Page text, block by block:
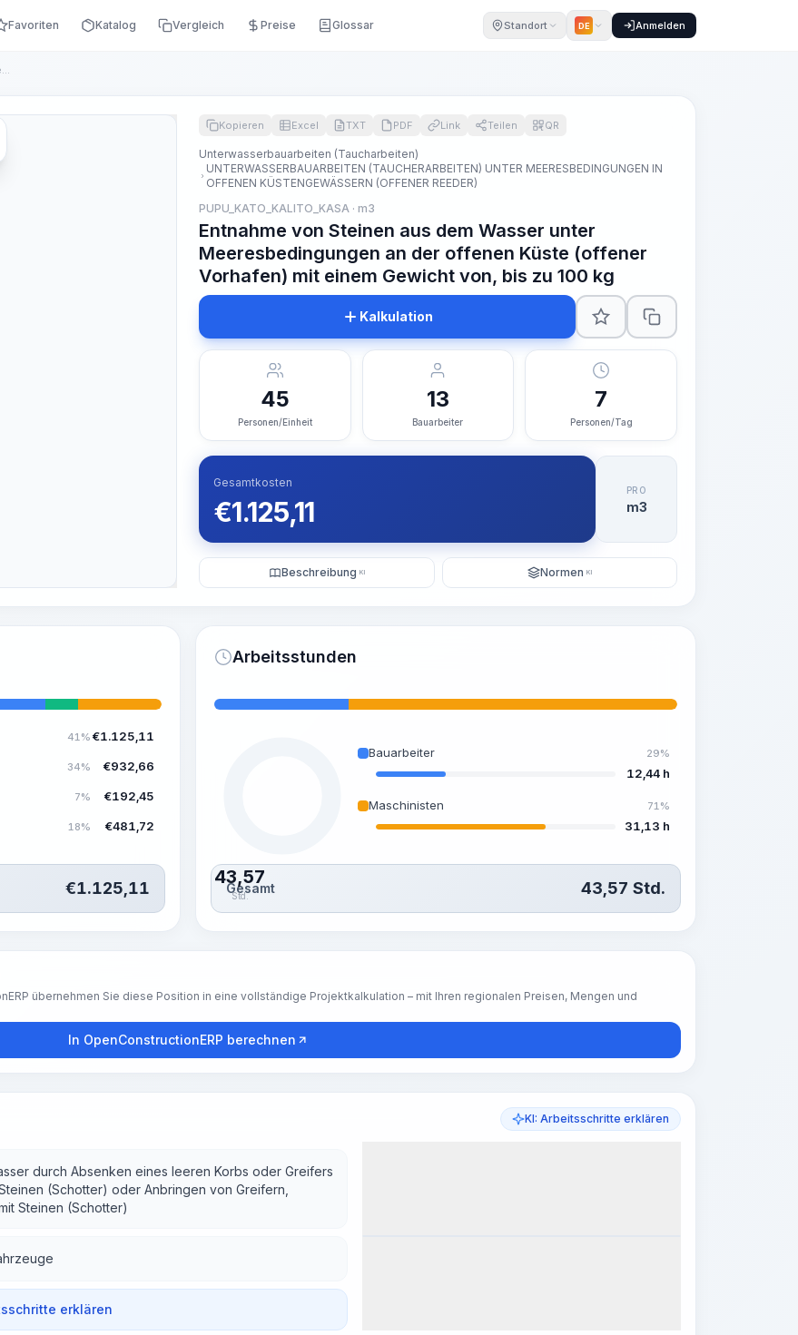
Favoriten Katalog Vergleich Preise Glossar Standort DE Anmelden
Entnahme von Steinen aus dem Wasser unter Meeresbedingungen ...
Kopieren Excel TXT PDF Link Teilen QR
Unterwasserbauarbeiten (Taucharbeiten)
UNTERWASSERBAUARBEITEN (TAUCHERARBEITEN) UNTER MEERESBEDINGUNGEN IN
OFFENEN KÜSTENGEWÄSSERN (OFFENER REEDER)
PUPU_KATO_KALITO_KASA · m3
Entnahme von Steinen aus dem Wasser unter
Meeresbedingungen an der offenen Küste (offener
Vorhafen) mit einem Gewicht von, bis zu 100 kg
Kalkulation
45
Personen/Einheit
13
Bauarbeiter
7
Personen/Tag
Gesamtkosten
€1.125,11
PRO
m3
Beschreibung KI Normen KI
41% €1.125,11
34% €932,66
7% €192,45
18% €481,72
€1.125,11
Arbeitsstunden
43,57
Std.
Bauarbeiter 29%
12,44 h
Maschinisten 71%
31,13 h
Gesamt 43,57 Std.
übernehmen Sie diese Position in eine vollständige Projektkalkulation – mit Ihren regionalen Preisen, Mengen und
In OpenConstructionERP berechnen
KI: Arbeitsschritte erklären
durch Absenken eines leeren Korbs oder Greifers
(Schotter) oder Anbringen von Greifern,
Steinen (Schotter)
erklären